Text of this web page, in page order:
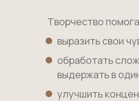
улучшить
обработать
выдержать в
выразить свои
Творчество